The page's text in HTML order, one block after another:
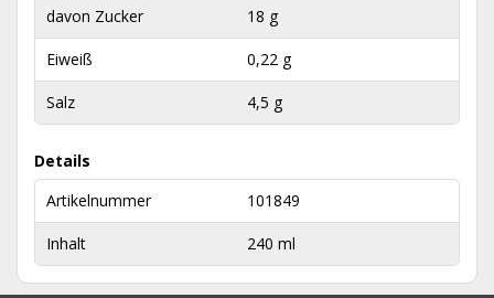
davon Zucker 18 g
Eiweiß 0,22 g
Salz 4,5 g
Details
Artikelnummer
101849
Inhalt 240 ml